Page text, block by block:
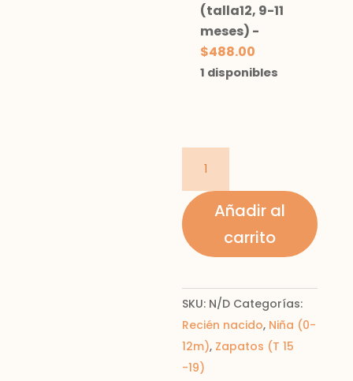
(talla12, 9-11
meses) -
$488.00
1 disponibles
bebe
niña
cantidadAñadir al
carrito
SKU: N/D Categorías:
Recién nacido, Niña (0-
12m), Zapatos (T 15
-19)